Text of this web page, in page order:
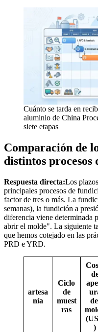
Cuánto se tarda en
aluminio de China
siete etapas
Comparación de
distintos procesos
Respuesta directa:Los
principales procesos de
factor de tres o más. La
semanas), la fundición a
diferencia viene determinada
abrir el molde". La siguiente
que hemos cotejado en las
PRD e YRD.
artesa
nía
Ciclo
de
muest
ras
)